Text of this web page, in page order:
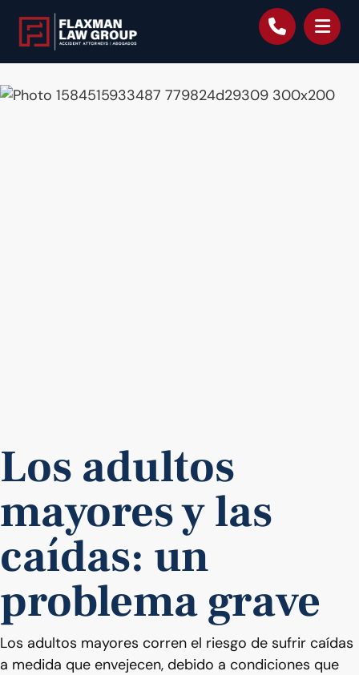
contenido
Los adultos
mayores y las
caídas: un
problema grave
Los adultos mayores corren el riesgo de sufrir caídas
a medida que envejecen, debido a condiciones que